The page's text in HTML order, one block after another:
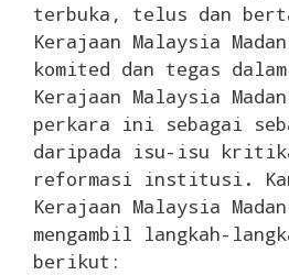
terbuka, telus dan
Kerajaan Malaysia
komited dan tegas
Kerajaan Malaysia
perkara ini sebagai
daripada isu-isu
reformasi institusi.
Kerajaan Malaysia
mengambil langkah-
berikut: